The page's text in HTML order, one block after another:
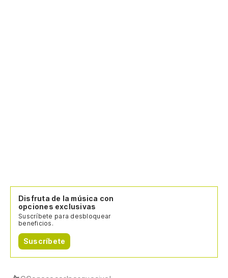
Disfruta de la música con
opciones exclusivas
Suscríbete para desbloquear
beneficios.
Suscríbete